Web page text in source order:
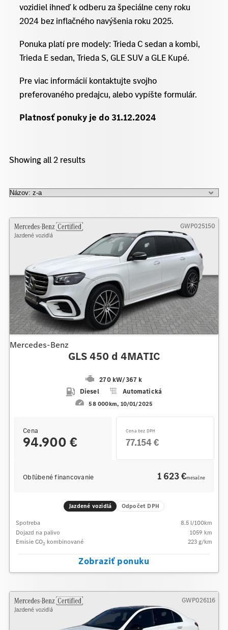
vozidiel ihneď k odberu za špeciálne ceny roku
2024 bez inflačného navýšenia roku 2025.
Ponuka platí pre modely: Trieda C sedan a kombi,
Trieda E sedan, Trieda S, GLE SUV a GLE Kupé.
Pre viac informácií kontaktujte svojho
preferovaného predajcu, alebo vypíšte formulár.
Platnosť ponuky je do 31.12.2024
Showing all 2 results
Mercedes-Benz
GLS 450 d 4MATIC
270 kW/367 k
Diesel
Automatická
58 000km 10/01/2025
GWP025150
Cena
94.900 €
Cena bez DPH
77.154 €
Obľúbené financovanie 1 623 €mesačne
Jazdené vozidlá Odpočet DPH
Spotreba 8.5 l/100km
Dojazd na palivo
1059 km
Emisie CO2 kombinované 223g/km
Zobraziť ponuku
GWP026116